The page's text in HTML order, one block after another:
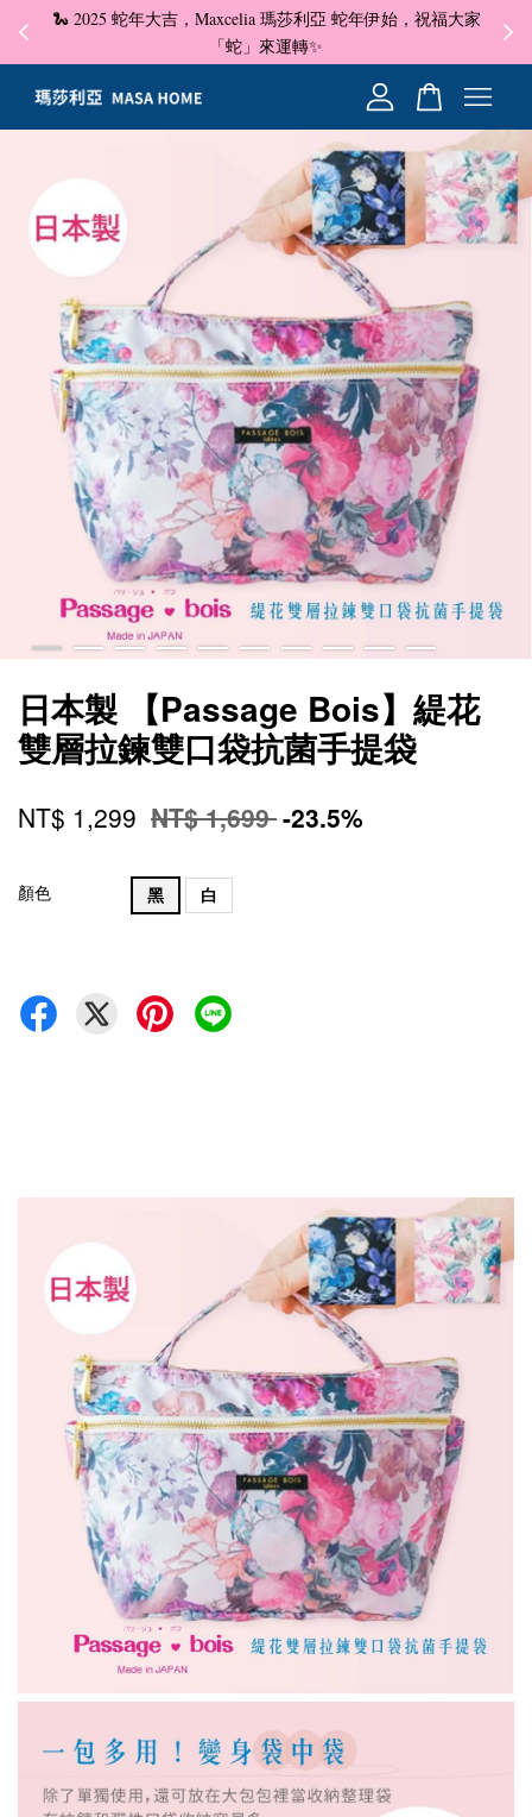
🐍 2025 蛇年大吉，Maxcelia 瑪莎利亞 蛇年伊始，祝福大家
「蛇」來運轉✨
✦
日本製 【Passage Bois】緹花
雙層拉鍊雙口袋抗菌手提袋
NT$ 1,299 NT$ 1,699-23.5%
顏色 黑 白
您的購物車目前還是空的。
繼續購物